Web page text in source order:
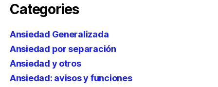
Categories
Ansiedad Generalizada
Ansiedad por separación
Ansiedad y otros
Ansiedad: avisos y funciones